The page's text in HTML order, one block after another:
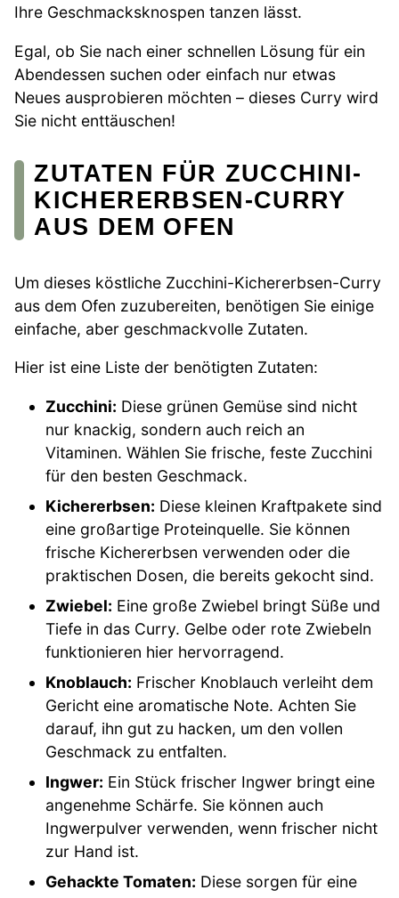
Ihre Geschmacksknospen tanzen lässt.
Egal, ob Sie nach einer schnellen Lösung für ein
Abendessen suchen oder einfach nur etwas
Neues ausprobieren möchten – dieses Curry wird
Sie nicht enttäuschen!
ZUTATEN FÜR ZUCCHINI-
KICHERERBSEN-CURRY
AUS DEM OFEN
Um dieses köstliche Zucchini-Kichererbsen-Curry
aus dem Ofen zuzubereiten, benötigen Sie einige
einfache, aber geschmackvolle Zutaten.
Hier ist eine Liste der benötigten Zutaten:
Zucchini: Diese grünen Gemüse sind nicht
nur knackig, sondern auch reich an
Vitaminen. Wählen Sie frische, feste Zucchini
für den besten Geschmack.
Kichererbsen: Diese kleinen Kraftpakete sind
eine großartige Proteinquelle. Sie können
frische Kichererbsen verwenden oder die
praktischen Dosen, die bereits gekocht sind.
Zwiebel: Eine große Zwiebel bringt Süße und
Tiefe in das Curry. Gelbe oder rote Zwiebeln
funktionieren hier hervorragend.
Knoblauch: Frischer Knoblauch verleiht dem
Gericht eine aromatische Note. Achten Sie
darauf, ihn gut zu hacken, um den vollen
Geschmack zu entfalten.
Ingwer: Ein Stück frischer Ingwer bringt eine
angenehme Schärfe. Sie können auch
Ingwerpulver verwenden, wenn frischer nicht
zur Hand ist.
Gehackte Tomaten: Diese sorgen für eine